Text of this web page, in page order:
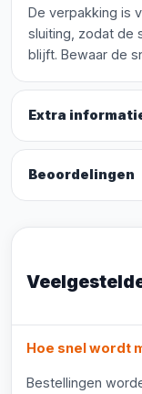
De verpakking is
sluiting, zodat de
blijft. Bewaar de
Extra
Beoordelingen
Hoe snel wordt
Bestellingen